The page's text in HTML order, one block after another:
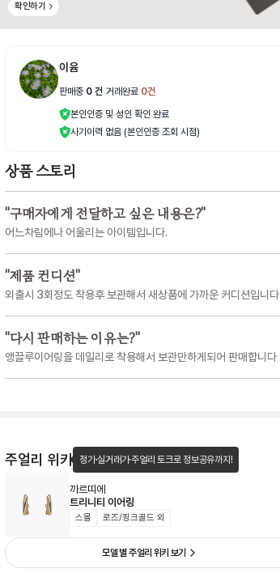
확인하기
이윰
판매중 0 건 거래완료 0건
본인인증 및 성인 확인 완료
사기이력 없음 (본인인증 조회 시점)
상품 스토리
"구매자에게 전달하고 싶은 내용은?"
어느차림에나 어울리는 아이템입니다.
"제품 컨디션"
외출시 3회정도 착용후 보관해서 새상품에 가까운 커디션입니다
"다시 판매하는 이유는?"
앵끌루이어링을 데일리로 착용해서 보관만하게되어 판매합니다
주얼리 위키 정가·실거래가·주얼리 토크로 정보공유까지!
까르띠에
트리니티 이어링
스몰 로즈/핑크골드 외
모델 별 주얼리 위키 보기